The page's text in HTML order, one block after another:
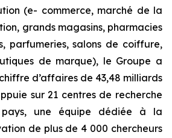
(e- commerce, marché de la
grands magasins, pharmacies
parfumeries, salons de coiffure,
de marque), le Groupe a
d’affaires de 43,48 milliards
sur 21 centres de recherche
une équipe dédiée à la
de plus de 4 000 chercheurs